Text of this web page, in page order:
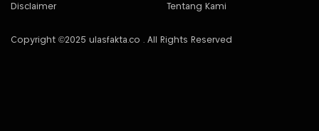
Disclaimer
Tentang Kami
Copyright ©2025 ulasfakta.co . All Rights Reserved